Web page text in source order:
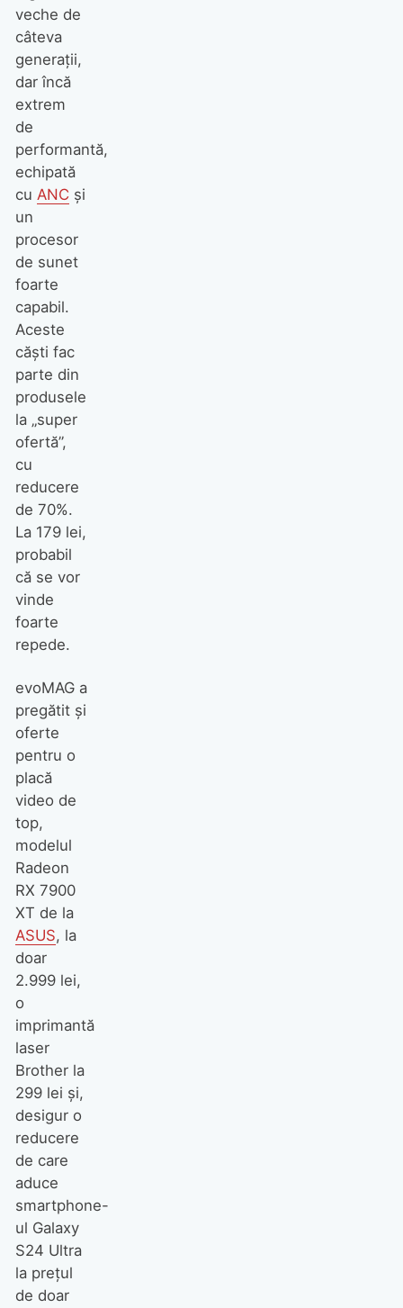
veche de
câteva
generații,
dar încă
extrem
de
performantă,
echipată
cu ANCși
un
procesor
de sunet
foarte
capabil.
Aceste
căști fac
parte din
produsele
la „super
ofertă”,
cu
reducere
de 70%.
La 179 lei,
probabil
că se vor
vinde
foarte
repede.
evoMAG a
pregătit și
oferte
pentru o
placă
video de
top,
modelul
Radeon
RX 7900
XT de la
ASUS, la
doar
2.999 lei,
o
imprimantă
laser
Brother la
299 lei și,
desigur o
reducere
de care
aduce
smartphone-
ul Galaxy
S24 Ultra
la prețul
de doar